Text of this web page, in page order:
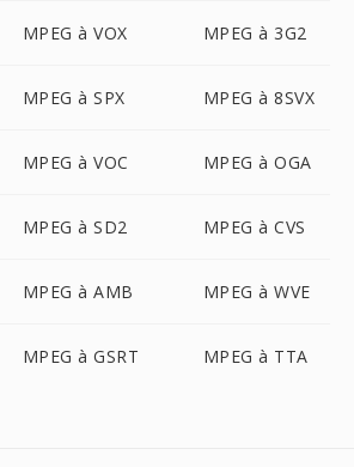
MPEG à VOX MPEG à 3G2
MPEG à SPX MPEG à 8SVX
MPEG à VOC MPEG à OGA
MPEG à SD2 MPEG à CVS
MPEG à AMB MPEG à WVE
MPEG à GSRT MPEG à TTA